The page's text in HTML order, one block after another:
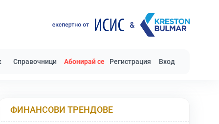
Справочници Абонирай се Регистрация Вход
ФИНАНСОВИ ТРЕНДОВЕ